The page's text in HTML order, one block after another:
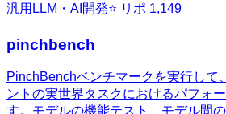
汎用 LLM・AI開発⭐ リポ 1,149
pinchbench
PinchBenchベンチマークを実行して
ントの実世界タスクにおけるパフォ
す。モデルの機能テスト、モデル間